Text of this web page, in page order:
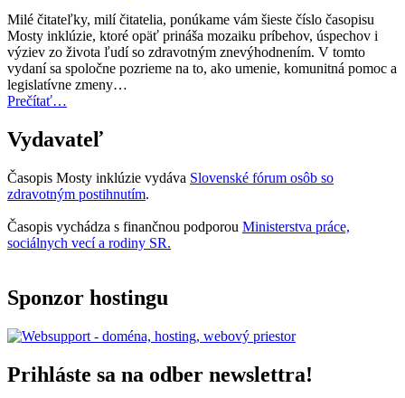
za
rok
2027
teraz
otvorená
na
predkladanie
návrhov”
Milé čitateľky, milí čitatelia, ponúkame vám šieste číslo časopisu
Mosty inklúzie, ktoré opäť prináša mozaiku príbehov, úspechov i
výziev zo života ľudí so zdravotným znevýhodnením. V tomto
vydaní sa spoločne pozrieme na to, ako umenie, komunitná pomoc a
legislatívne zmeny…
Prečítať“Úvodník
Mosty
inklúzie
…
Vydavateľ
Časopis Mosty inklúzie vydáva Slovenské fórum osôb so
zdravotným postihnutím.
Časopis vychádza s finančnou podporou Ministerstva práce,
sociálnych vecí a rodiny SR.
Sponzor hostingu
Prihláste sa na odber newslettra!